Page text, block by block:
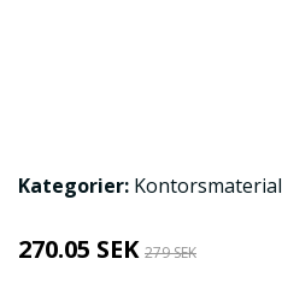
Kategorier: Kontorsmaterial
270.05 SEK 279 SEK